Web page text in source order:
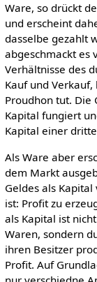
Ware, so drückt
und erscheint
dasselbe gezahlt
abgeschmackt es
Verhältnisse des
Kauf und
Proudhon tut. Die
Kapital fungiert
Kapital einer
Als Ware aber
dem Markt
Geldes als
ist: Profit zu
als Kapital ist
Waren, sondern
ihren Besitzer
Profit. Auf